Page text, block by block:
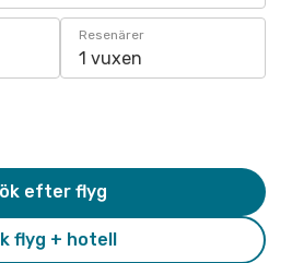
Resenärer
1 vuxen
flyg + hotell
efter flyg